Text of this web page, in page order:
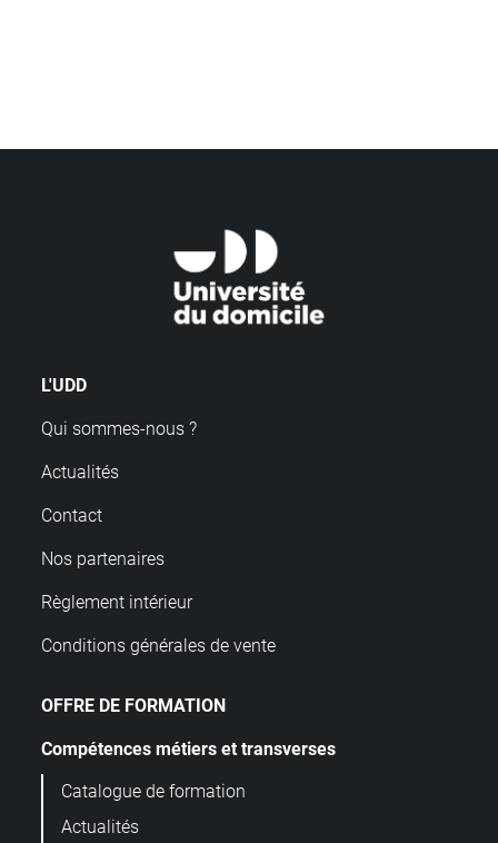
L'UDD
Qui sommes-nous ?
Actualités
Contact
Nos partenaires
Règlement intérieur
Conditions générales de vente
OFFRE DE FORMATION
Compétences métiers et transverses
Catalogue de formation
Actualités